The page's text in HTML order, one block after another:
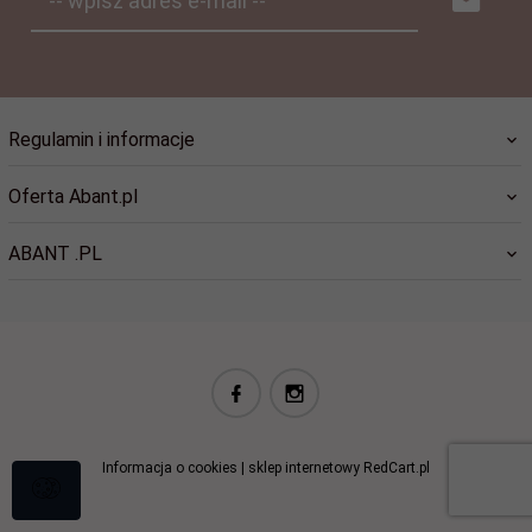
Regulamin i informacje
Oferta Abant.pl
ABANT .PL
Informacja o cookies sklep internetowy RedCart.pl